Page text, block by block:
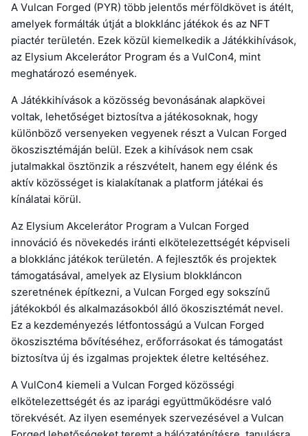
A Vulcan Forged (PYR) több jelentős mérföldkövet is átélt,
amelyek formálták útját a blokklánc játékok és az NFT
piactér területén. Ezek közül kiemelkedik a Játékkihívások,
az Elysium Akcelerátor Program és a VulCon4, mint
meghatározó események.
A Játékkihívások a közösség bevonásának alapkövei
voltak, lehetőséget biztosítva a játékosoknak, hogy
különböző versenyeken vegyenek részt a Vulcan Forged
ökoszisztémáján belül. Ezek a kihívások nem csak
jutalmakkal ösztönzik a részvételt, hanem egy élénk és
aktív közösséget is kialakítanak a platform játékai és
kínálatai körül.
Az Elysium Akcelerátor Program a Vulcan Forged
innováció és növekedés iránti elkötelezettségét képviseli
a blokklánc játékok területén. A fejlesztők és projektek
támogatásával, amelyek az Elysium blokkláncon
szeretnének építkezni, a Vulcan Forged egy sokszínű
játékokból és alkalmazásokból álló ökoszisztémát nevel.
Ez a kezdeményezés létfontosságú a Vulcan Forged
ökoszisztéma bővítéséhez, erőforrásokat és támogatást
biztosítva új és izgalmas projektek életre keltéséhez.
A VulCon4 kiemeli a Vulcan Forged közösségi
elkötelezettségét és az iparági együttműködésre való
törekvését. Az ilyen események szervezésével a Vulcan